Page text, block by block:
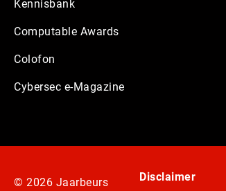
Kennisbank
Computable Awards
Colofon
Cybersec e-Magazine
© 2026 Jaarbeurs Disclaimer